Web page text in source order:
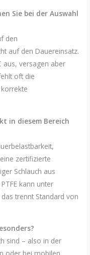
Sie bei der Auswahl
den
auf den Dauereinsatz.
aus, versagen aber
oft die
in diesem Bereich
zertifizierte
Schlauch aus
kann unter
trennt Standard von
sind – also in der